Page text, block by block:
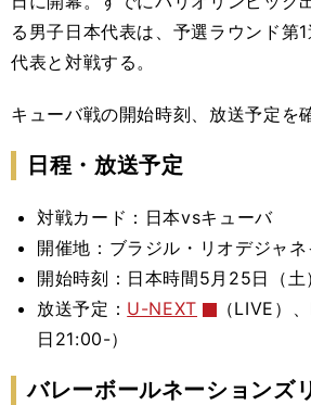
る男子日本代表は、予選ラウンド第
代表と対戦する。
キューバ戦の開始時刻、放送予定を
日程・放送予定
対戦カード：日本vsキューバ
開催地：ブラジル・リオデジャネ
開始時刻：日本時間5月25日（土
放送予定： U-NEXT
（LIVE）
日21:00-）
バレーボールネーションズ